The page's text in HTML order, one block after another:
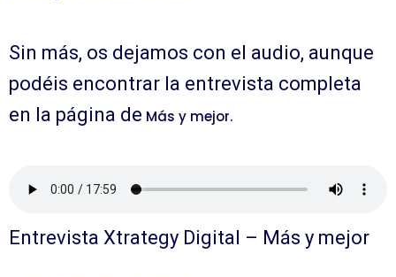
Sin más, os dejamos con el audio, aunque
podéis encontrar la entrevista completa
en la página de Más y mejor.
Entrevista Xtrategy Digital – Más y mejor